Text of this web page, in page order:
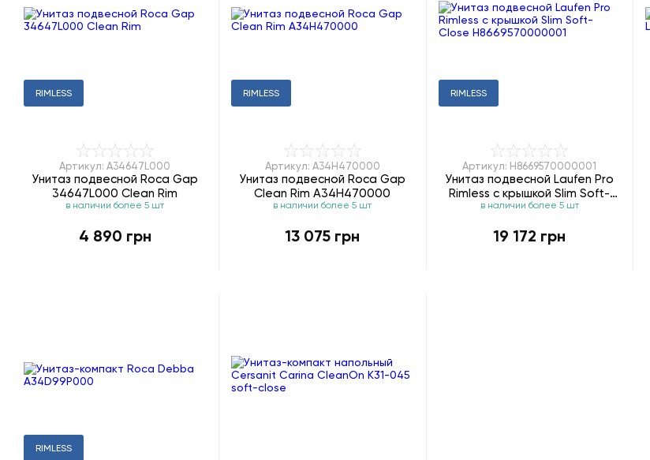
RIMLESS
Артикул: A34647L000
Унитаз подвесной Roca Gap
34647L000 Clean Rim
в наличии более 5 шт
4 890 грн
RIMLESS
Артикул: A34H470000
Унитаз подвесной Roca Gap
Clean Rim A34H470000
в наличии более 5 шт
13 075 грн
RIMLESS
Артикул: H8669570000001
Унитаз подвесной Laufen Pro
Rimless с крышкой Slim Soft-
Close H8669570000001
в наличии более 5 шт
19 172 грн
RIMLESS